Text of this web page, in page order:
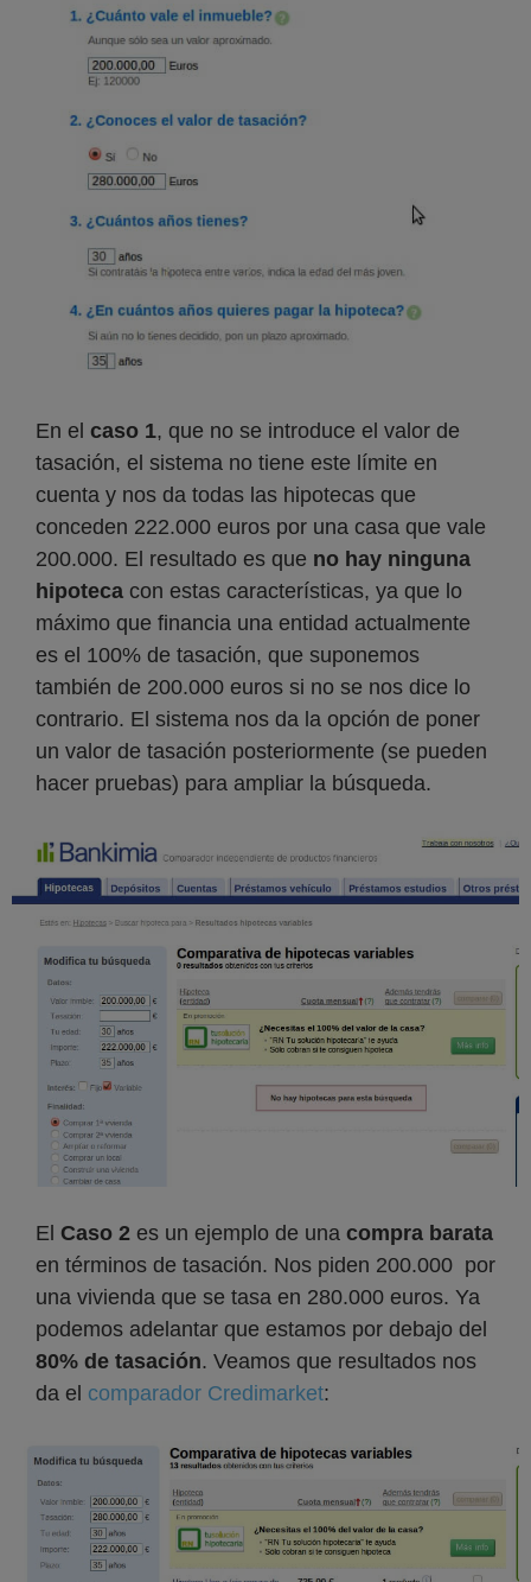
En el caso 1, que no se introduce el valor de
tasación, el sistema no tiene este límite en
cuenta y nos da todas las hipotecas que
conceden 222.000 euros por una casa que vale
200.000. El resultado es que no hay ninguna
hipoteca con estas características, ya que lo
máximo que financia una entidad actualmente
es el 100% de tasación, que suponemos
también de 200.000 euros si no se nos dice lo
contrario. El sistema nos da la opción de poner
un valor de tasación posteriormente (se pueden
hacer pruebas) para ampliar la búsqueda.
El Caso 2 es un ejemplo de una compra barata
en términos de tasación. Nos piden 200.000 por
una vivienda que se tasa en 280.000 euros. Ya
podemos adelantar que estamos por debajo del
80% de tasación. Veamos que resultados nos
da el comparador Credimarket: